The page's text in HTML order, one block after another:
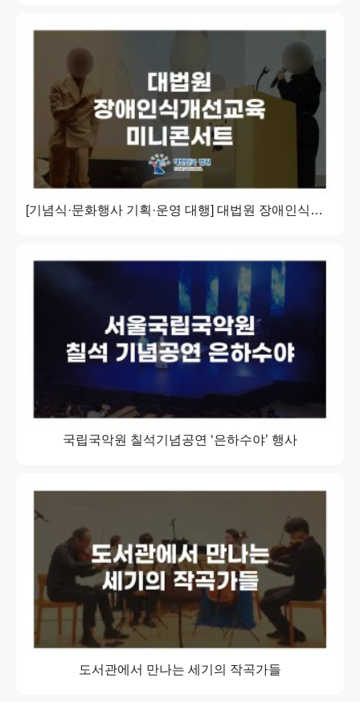
[기념식·문화행사 기획·운영 대행] 대법원 장애인식개선교육 미니콘서트 | 서로에게 빛이 되는 세상 | 대법원 법원행정처
국립국악원 칠석기념공연 ‘은하수야’ 행사
도서관에서 만나는 세기의 작곡가들